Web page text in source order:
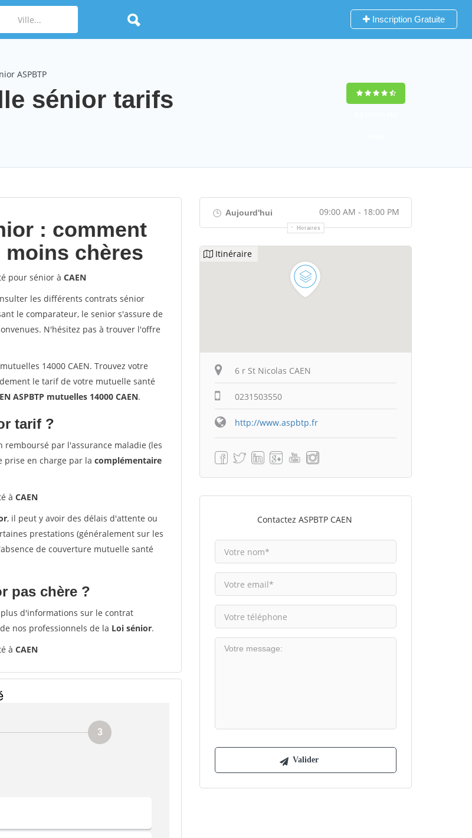
Inscription Gratuite
ASPBTP
sénior tarifs
: comment
chères
pour sénior à CAEN
les différents contrats sénior
le comparateur, le senior s'assure de
N'hésitez pas à trouver l'offre
14000 CAEN. Trouvez votre
le tarif de votre mutuelle santé
ASPBTP mutuelles 14000 CAEN.
tarif ?
remboursé par l'assurance maladie (les
prise en charge par la complémentaire
à CAEN
, il peut y avoir des délais d'attente ou
prestations (généralement sur les
de couverture mutuelle santé
pas chère ?
plus d'informations sur le contrat
nos professionnels de la Loi sénior.
à CAEN
Aujourd'hui 09:00 AM - 18:00 PM
Horaires
Itinéraire
6 r St Nicolas CAEN
0231503550
http://www.aspbtp.fr
Contactez ASPBTP CAEN